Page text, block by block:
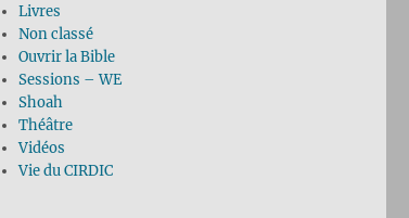
Livres
Non classé
Ouvrir la Bible
Sessions – WE
Shoah
Théâtre
Vidéos
Vie du CIRDIC